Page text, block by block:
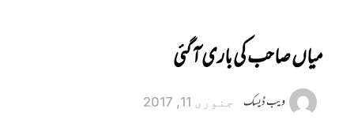
میاں صاحب کی باری آ گئی
ویب ڈیسک جنوری 11, 2017